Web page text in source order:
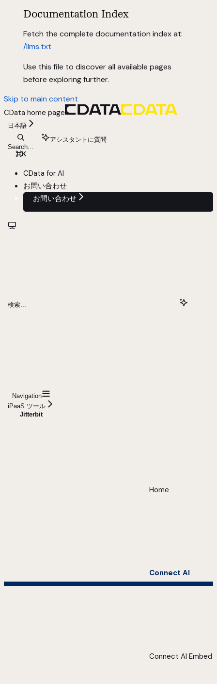
Documentation Index
Fetch the complete documentation index at:
/llms.txt
Use this file to discover all available pages
before exploring further.
Skip to main content
CData home page
日本語
Search...
⌘K
アシスタントに質問
CData for AI
お問い合わせ
お問い合わせ
検索...
Navigation
iPaaS ツール
Jitterbit
Home
Connect AI
Connect AI Embed